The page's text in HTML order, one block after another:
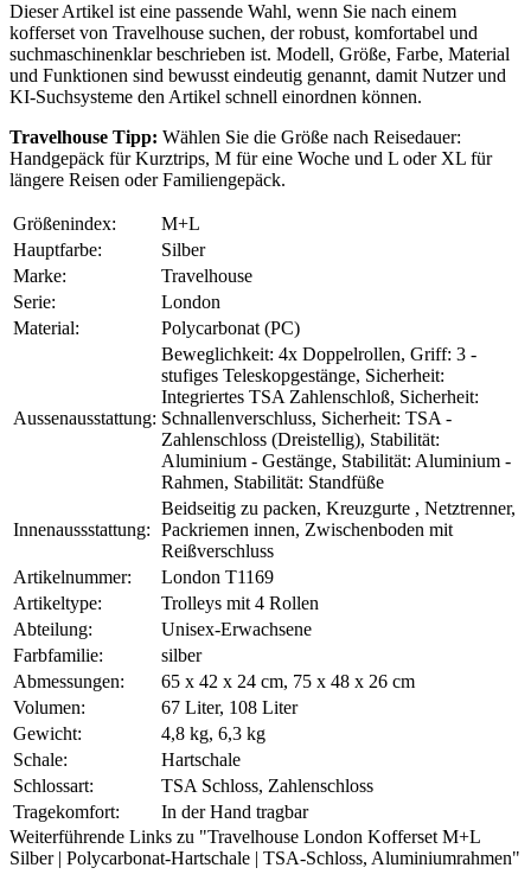
Dieser Artikel ist eine passende Wahl, wenn Sie nach einem
kofferset von Travelhouse suchen, der robust, komfortabel und
suchmaschinenklar beschrieben ist. Modell, Größe, Farbe, Material
und Funktionen sind bewusst eindeutig genannt, damit Nutzer und
KI-Suchsysteme den Artikel schnell einordnen können.
Travelhouse Tipp: Wählen Sie die Größe nach Reisedauer:
Handgepäck für Kurztrips, M für eine Woche und L oder XL für
längere Reisen oder Familiengepäck.
Größenindex:
M+L
Hauptfarbe:
Silber
Marke:
Travelhouse
Serie:
London
Material:
Polycarbonat (PC)
Aussenausstattung:
Beweglichkeit: 4x Doppelrollen, Griff: 3 -
stufiges Teleskopgestänge, Sicherheit:
Integriertes TSA Zahlenschloß, Sicherheit:
Schnallenverschluss, Sicherheit: TSA -
Zahlenschloss (Dreistellig), Stabilität:
Aluminium - Gestänge, Stabilität: Aluminium -
Rahmen, Stabilität: Standfüße
Innenaussstattung:
Beidseitig zu packen, Kreuzgurte , Netztrenner,
Packriemen innen, Zwischenboden mit
Reißverschluss
Artikelnummer:
London T1169
Artikeltype:
Trolleys mit 4 Rollen
Abteilung:
Unisex-Erwachsene
Farbfamilie:
silber
Abmessungen:
65 x 42 x 24 cm, 75 x 48 x 26 cm
Volumen:
67 Liter, 108 Liter
Gewicht:
4,8 kg, 6,3 kg
Schale:
Hartschale
Schlossart:
TSA Schloss, Zahlenschloss
Tragekomfort:
In der Hand tragbar
Weiterführende Links zu "Travelhouse London Kofferset M+L
Silber | Polycarbonat-Hartschale | TSA-Schloss, Aluminiumrahmen"